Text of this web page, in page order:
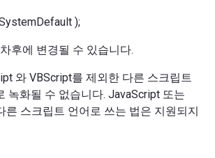
);
후에 변경될 수 있습니다.
와 VBScript를 제외한 다른 스크립트
녹화될 수 없습니다. JavaScript 또는
른 스크립트 언어로 쓰는 법은 지원되지